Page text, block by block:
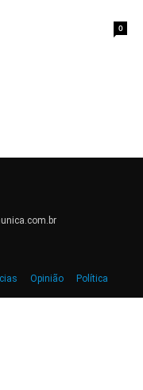
0
Opinião
Política